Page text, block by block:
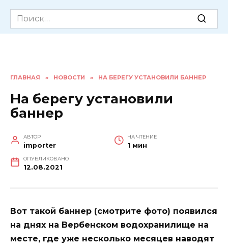
Search
for:
ГЛАВНАЯ » НОВОСТИ » НА БЕРЕГУ УСТАНОВИЛИ БАННЕР
На берегу установили
баннер
АВТОР
importer
НА ЧТЕНИЕ
1 мин
ОПУБЛИКОВАНО
12.08.2021
Вот такой баннер (смотрите фото) появился
на днях на Вербенском водохранилище на
месте, где уже несколько месяцев наводят